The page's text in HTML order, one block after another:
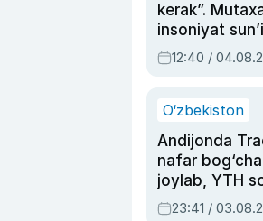
kerak”.
insoniyat
intellektni
olmay
12:40 /
O‘zbekiston
Andijonda
nafar
joylab, YTH
ayolga sud
23:41 /